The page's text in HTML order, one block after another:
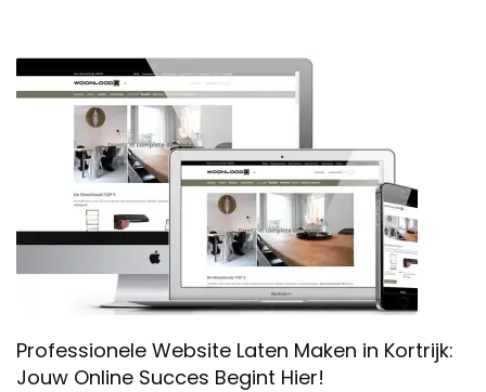
Professionele Website Laten Maken in Kortrijk:
Jouw Online Succes Begint Hier!